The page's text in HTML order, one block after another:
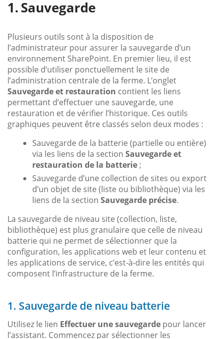
Sauvegarde
Plusieurs outils sont à la disposition de
l’administrateur pour assurer la sauvegarde d’un
environnement SharePoint. En premier lieu, il est
possible d’utiliser ponctuellement le site de
l’administration centrale de la ferme. L’onglet
Sauvegarde et restauration contient les liens
permettant d’effectuer une sauvegarde, une
restauration et de vérifier l’historique. Ces outils
graphiques peuvent être classés selon deux modes :
Sauvegarde de la batterie (partielle ou entière)
via les liens de la section Sauvegarde et
restauration de la batterie ;
Sauvegarde d’une collection de sites ou export
d’un objet de site (liste ou bibliothèque) via les
liens de la section Sauvegarde précise.
La sauvegarde de niveau site (collection, liste,
bibliothèque) est plus granulaire que celle de niveau
batterie qui ne permet de sélectionner que la
configuration, les applications web et leur contenu et
les applications de service, c’est-à-dire les entités qui
composent l’infrastructure de la ferme.
1. Sauvegarde de niveau batterie
Utilisez le lien Effectuer une sauvegarde pour lancer
l’assistant. Commencez par sélectionner les